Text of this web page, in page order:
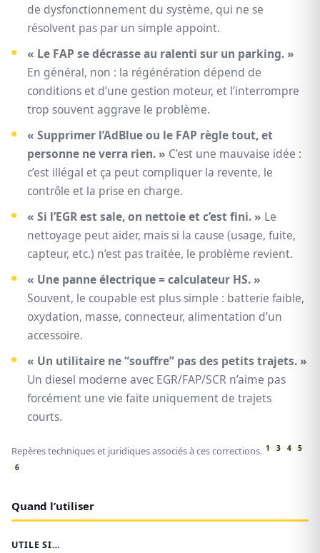
de dysfonctionnement du système, qui ne se
résolvent pas par un simple appoint.
« Le FAP se décrasse au ralenti sur un parking. »
En général, non : la régénération dépend de
conditions et d’une gestion moteur, et l’interrompre
trop souvent aggrave le problème.
« Supprimer l’AdBlue ou le FAP règle tout, et
personne ne verra rien. » C’est une mauvaise idée :
c’est illégal et ça peut compliquer la revente, le
contrôle et la prise en charge.
« Si l’EGR est sale, on nettoie et c’est fini. » Le
nettoyage peut aider, mais si la cause (usage, fuite,
capteur, etc.) n’est pas traitée, le problème revient.
« Une panne électrique = calculateur HS. »
Souvent, le coupable est plus simple : batterie faible,
oxydation, masse, connecteur, alimentation d’un
accessoire.
« Un utilitaire ne “souffre” pas des petits trajets. »
Un diesel moderne avec EGR/FAP/SCR n’aime pas
forcément une vie faite uniquement de trajets
courts.
Repères techniques et juridiques associés à ces corrections. 1 3 4
5
6
Quand l’utiliser
UTILE SI…